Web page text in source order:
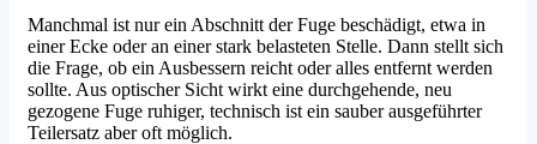
Manchmal ist nur ein Abschnitt der Fuge beschädigt, etwa in
einer Ecke oder an einer stark belasteten Stelle. Dann stellt sich
die Frage, ob ein Ausbessern reicht oder alles entfernt werden
sollte. Aus optischer Sicht wirkt eine durchgehende, neu
gezogene Fuge ruhiger, technisch ist ein sauber ausgeführter
Teilersatz aber oft möglich.